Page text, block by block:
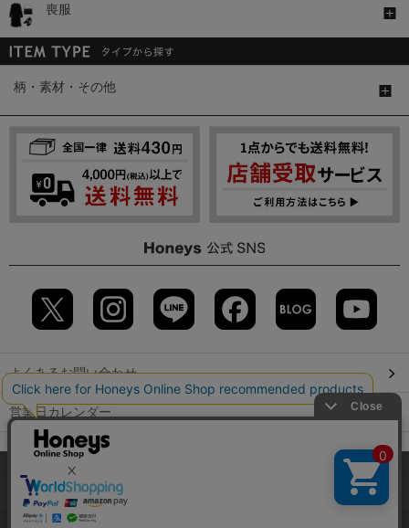
喪服
柄・素材・その他
よくあるお問い合わせ
営業日カレンダー
店舗検索
GLOBAL GUIDE（海外からご利用のお客様）
当サイトでは、サイトの利便性向上のため、クッキー(Cookie)を使
用しています。詳しくは「
」をご覧くださ